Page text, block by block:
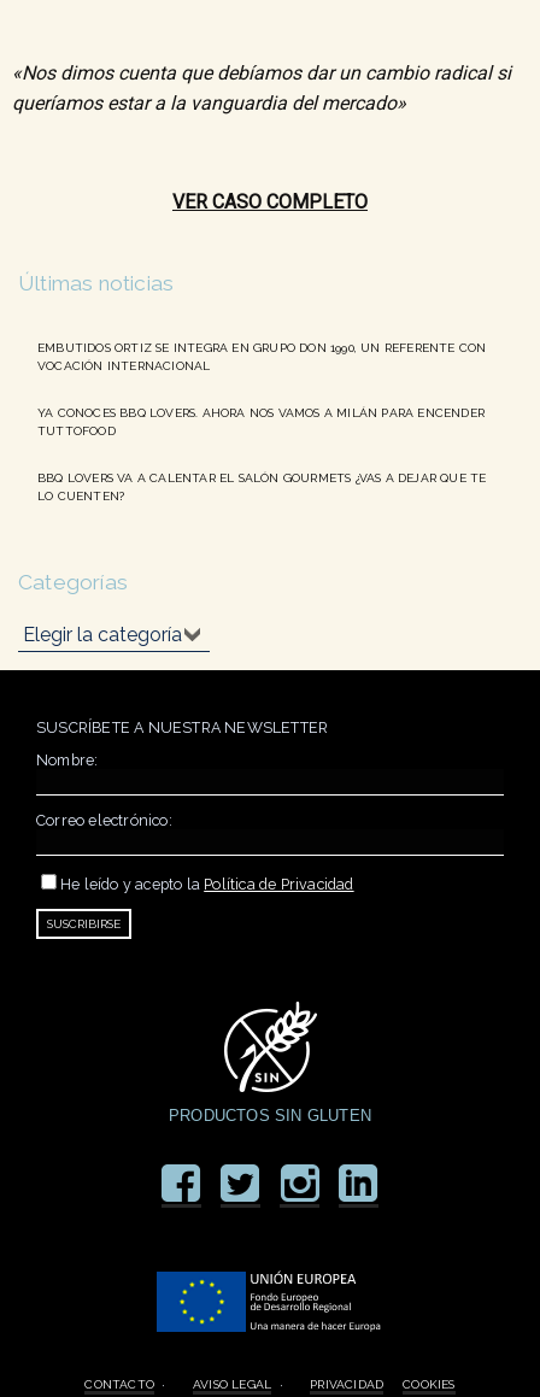
«Nos dimos cuenta que debíamos dar un cambio radical si
queríamos estar a la vanguardia del mercado»
VER CASO COMPLETO
Últimas noticias
EMBUTIDOS ORTIZ SE INTEGRA EN GRUPO DON 1990, UN REFERENTE CON
VOCACIÓN INTERNACIONAL
YA CONOCES BBQ LOVERS. AHORA NOS VAMOS A MILÁN PARA ENCENDER
TUTTOFOOD
BBQ LOVERS VA A CALENTAR EL SALÓN GOURMETS ¿VAS A DEJAR QUE TE
LO CUENTEN?
Categorías
Categorías
SUSCRÍBETE A NUESTRA NEWSLETTER
Nombre:
Correo electrónico:
He leído y acepto la Política de Privacidad
PRODUCTOS SIN GLUTEN
CONTACTO · AVISO LEGAL · PRIVACIDAD COOKIES